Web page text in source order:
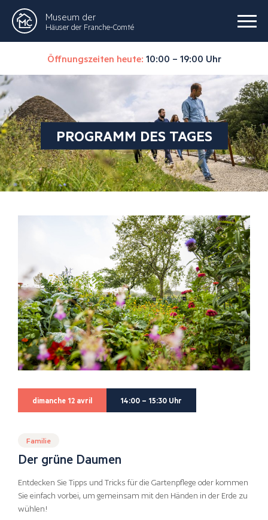
Museum der
Häuser der Franche-Comté
Öffnungszeiten heute: 10:00 – 19:00 Uhr
PROGRAMM DES TAGES
dimanche 12 avril 14:00 – 15:30 Uhr
Familie
Der grüne Daumen
Entdecken Sie Tipps und Tricks für die Gartenpflege oder kommen
Sie einfach vorbei, um gemeinsam mit den Händen in der Erde zu
wühlen!